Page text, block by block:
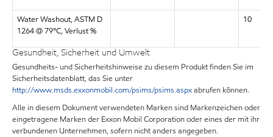
Water Washout, ASTM D
1264 @ 79°C, Verlust %
10
Gesundheit, Sicherheit und Umwelt
Gesundheits- und Sicherheitshinweise zu diesem Produkt finden Sie im
Sicherheitsdatenblatt, das Sie unter
http://www.msds.exxonmobil.com/psims/psims.aspxabrufen können.
Alle in diesem Dokument verwendeten Marken sind Markenzeichen oder
eingetragene Marken der Exxon Mobil Corporation oder eines der mit ihr
verbundenen Unternehmen, sofern nicht anders angegeben.